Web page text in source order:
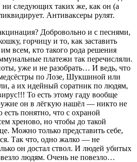
ни следующих таких же, как он (а
Антиваксеры рулят.
Добровольно и с песнями,
горчицу и то, как заставить
им всем, кто такого рода решения
платежи так перечисляли.
уже и не разобрать… И ведь, что
по Лозе, Шукшиной или
а их идейный соратник по людям,
То есть этому гаду вообще
он в лёгкую нашёл — никто не
понятно, что с охраной
хреново, но чтобы до такой
Можно только представить себе,
Так что, одно жалко — не
он достал ствол. И людей убитых
людям. Очень не повезло…